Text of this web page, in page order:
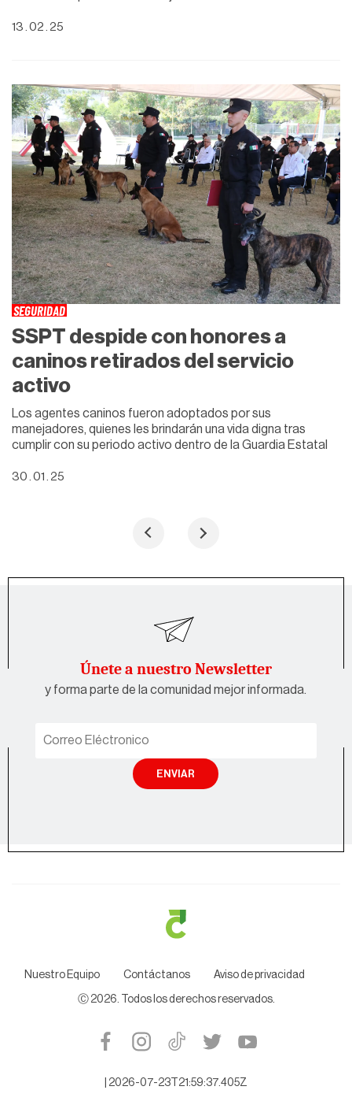
13 . 02 . 25
SEGURIDAD
SSPT despide con honores a
caninos retirados del servicio
activo
Los agentes caninos fueron adoptados por sus
manejadores, quienes les brindarán una vida digna tras
cumplir con su periodo activo dentro de la Guardia Estatal
30 . 01 . 25
Únete a nuestro Newsletter
y forma parte de la comunidad mejor informada.
ENVIAR
Nuestro Equipo Contáctanos Aviso de privacidad
Ⓒ 2026. Todos los derechos reservados.
2026-07-23T21:59:37.405Z